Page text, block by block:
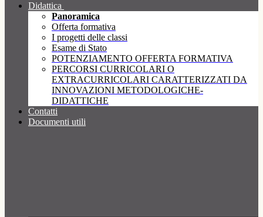
Didattica
Panoramica
Offerta formativa
I progetti delle classi
Esame di Stato
POTENZIAMENTO OFFERTA FORMATIVA
PERCORSI CURRICOLARI O
EXTRACURRICOLARI CARATTERIZZATI DA
INNOVAZIONI METODOLOGICHE-
DIDATTICHE
Contatti
Documenti utili